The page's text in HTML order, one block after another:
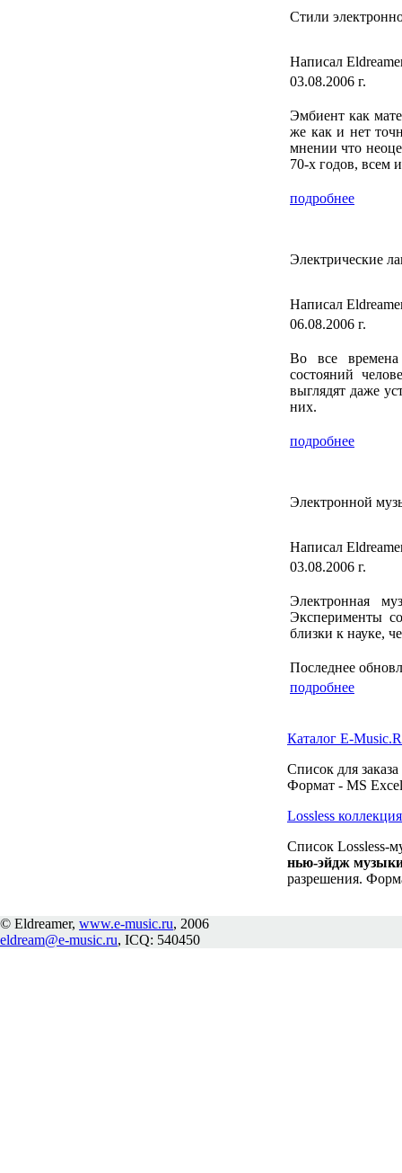
Стили
Написал
03.08.2006 г.
Эмбиент как
же как и нет
мнении что
70-х годов, всем
подробнее
Электрические
Написал
06.08.2006 г.
Во все времена
состояний
выглядят даже
них.
подробнее
Электронной
Написал
03.08.2006 г.
Электронная
Эксперименты
близки к науке,
Последнее
подробнее
Каталог E-
Список для
Формат - MS
Lossless
Список Lossless-
нью-эйдж
разрешения.
© Eldreamer, www.e-music.ru, 2006
eldream@e-music.ru, ICQ: 540450